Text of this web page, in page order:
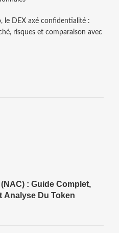
le DEX axé confidentialité :
risques et comparaison avec
: Guide Complet,
Analyse Du Token